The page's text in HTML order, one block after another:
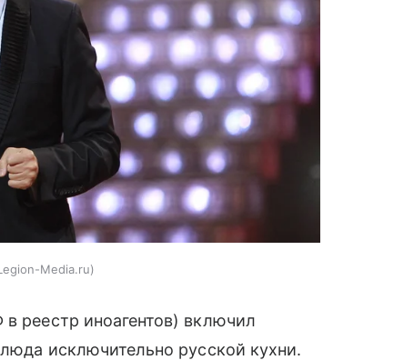
Media.ru
реестр иноагентов) включил
исключительно русской кухни.